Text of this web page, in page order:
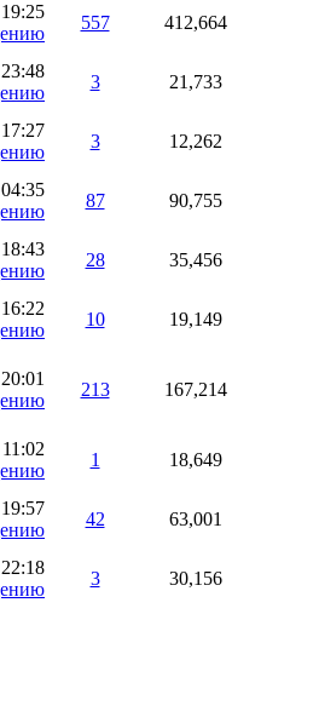
19:25
557 412,664
23:48
3 21,733
17:27
3 12,262
04:35
87 90,755
18:43
28 35,456
16:22
10 19,149
20:01
213 167,214
11:02
1 18,649
19:57
42 63,001
22:18
3 30,156